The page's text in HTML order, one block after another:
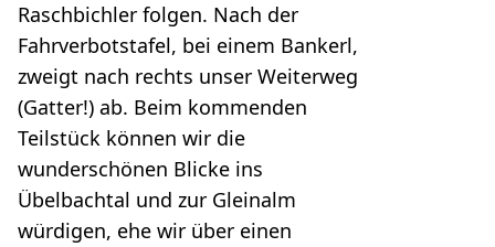
Raschbichler folgen. Nach der
Fahrverbotstafel, bei einem Bankerl,
zweigt nach rechts unser Weiterweg
(Gatter!) ab. Beim kommenden
Teilstück können wir die
wunderschönen Blicke ins
Übelbachtal und zur Gleinalm
würdigen, ehe wir über einen